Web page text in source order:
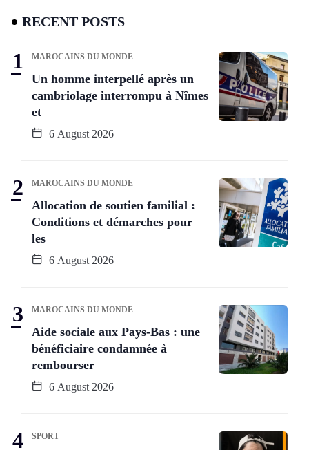
RECENT POSTS
MAROCAINS DU MONDE
Un homme interpellé après un
cambriolage interrompu à Nîmes
et
6 August 2026
MAROCAINS DU MONDE
Allocation de soutien familial :
Conditions et démarches pour
les
6 August 2026
MAROCAINS DU MONDE
Aide sociale aux Pays-Bas : une
bénéficiaire condamnée à
rembourser
6 August 2026
SPORT